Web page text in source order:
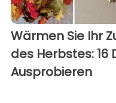
Wärmen Sie Ihr
des Herbstes:
Ausprobieren